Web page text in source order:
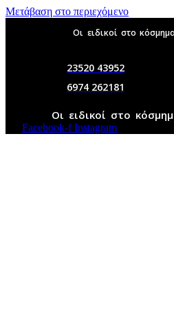
Μετάβαση στο περιεχόμενο
Οι ειδικοί στο
23520 43952
6974 262181
Οι ειδικοί στο
Facebook-f Instagram